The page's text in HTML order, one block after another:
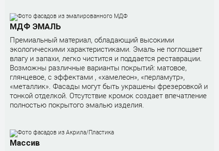
МДФ ЭМАЛЬ
Премиальный материал, обладающий высокими
экологическими характеристиками. Эмаль не поглощает
влагу и запахи, легко чистится и поддается реставрации.
Возможны различные варианты покрытий: матовое,
глянцевое, с эффектами , «хамелеон», «перламутр»,
«металлик». Фасады могут быть украшены фрезеровкой и
тонкой отделкой. Отсутствие кромок создает впечатление
полностью покрытого эмалью изделия.
Массив